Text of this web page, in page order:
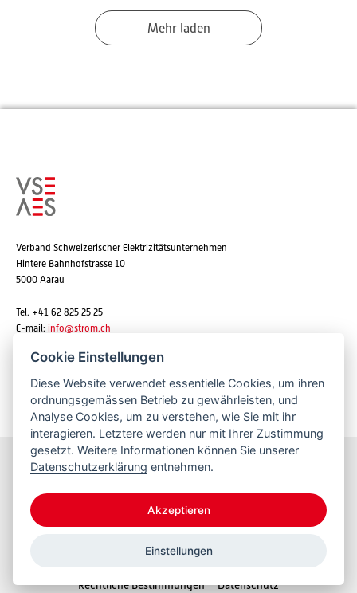
Mehr laden
Verband Schweizerischer Elektrizitätsunternehmen
Hintere Bahnhofstrasse 10
5000 Aarau
Tel. +41 62 825 25 25
E-mail: info@strom.ch
Newsletter abonnieren
Bleiben Sie informiert
© 2026 VSE
Rechtliche Bestimmungen
Datenschutz
Cookie Einstellungen
Diese Website verwendet essentielle Cookies, um ihren
ordnungsgemässen Betrieb zu gewährleisten, und
Analyse Cookies, um zu verstehen, wie Sie mit ihr
interagieren. Letztere werden nur mit Ihrer Zustimmung
gesetzt. Weitere Informationen können Sie unserer
Datenschutzerklärung entnehmen.
Akzeptieren
Einstellungen